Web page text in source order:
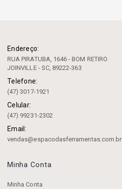
Endereço:
RUA PIRATUBA, 1646 - BOM RETIRO
JOINVILLE - SC, 89222-363
Telefone:
(47) 3017-1921
Celular:
(47) 99231-2302
Email:
vendas@espacodasferramentas.com.br
Minha Conta
Minha Conta